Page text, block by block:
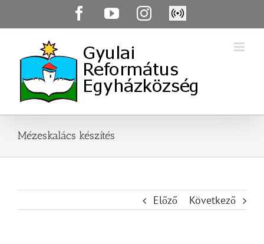
FacebookYouTubeInstagram
Élő
közvetítés
Mézeskalács készítés
Előző Következő